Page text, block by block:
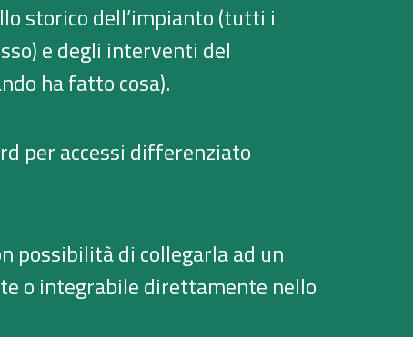
storico dell’impianto (tutti i
e degli interventi del
ha fatto cosa).
per accessi differenziato
possibilità di collegarla ad un
o integrabile direttamente nello